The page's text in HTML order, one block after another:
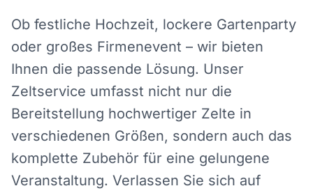
Ob festliche Hochzeit, lockere Gartenparty
oder großes Firmenevent – wir bieten
Ihnen die passende Lösung. Unser
Zeltservice umfasst nicht nur die
Bereitstellung hochwertiger Zelte in
verschiedenen Größen, sondern auch das
komplette Zubehör für eine gelungene
Veranstaltung. Verlassen Sie sich auf